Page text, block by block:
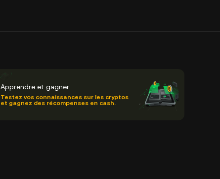
Apprendre et gagner
Testez vos connaissances sur les cryptos
et gagnez des récompenses en cash.